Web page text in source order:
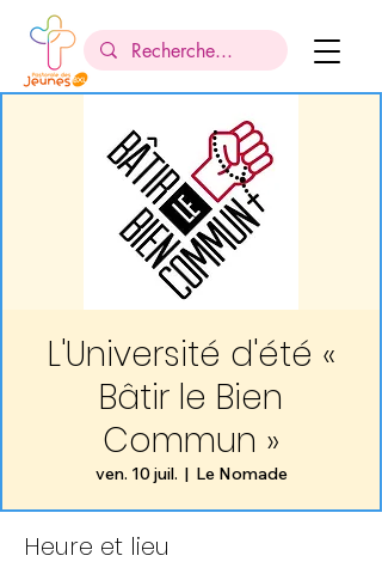
L'Université d'été «
Bâtir le Bien
Commun »
ven. 10 juil.
  |
Le Nomade
Heure et lieu